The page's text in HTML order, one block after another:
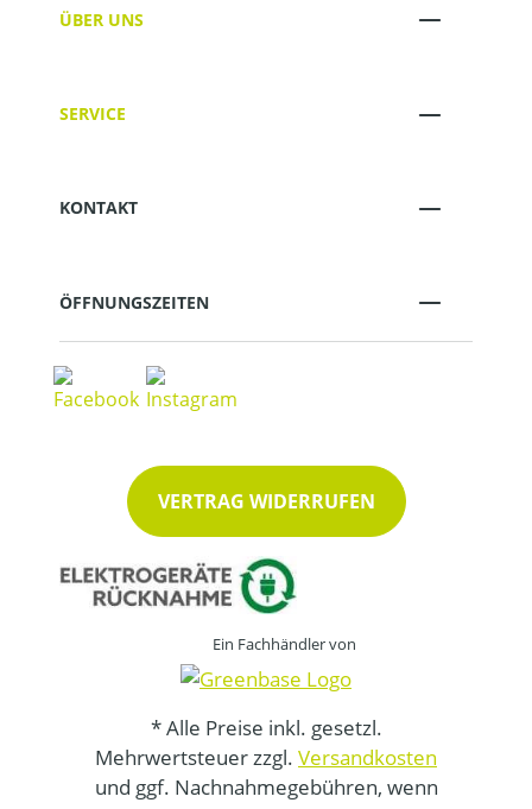
ÜBER UNS
SERVICE
KONTAKT
ÖFFNUNGSZEITEN
VERTRAG WIDERRUFEN
Ein Fachhändler von
* Alle Preise inkl. gesetzl.
Mehrwertsteuer zzgl. Versandkosten
und ggf. Nachnahmegebühren, wenn